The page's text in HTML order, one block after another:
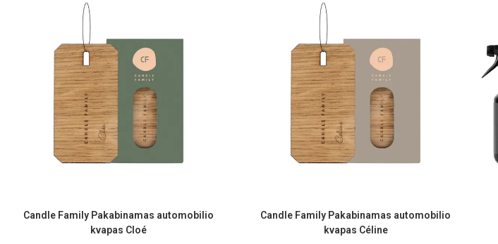
Candle Family Pakabinamas automobilio
kvapas Cloé
Candle Family Pakabinamas automobilio
kvapas Céline